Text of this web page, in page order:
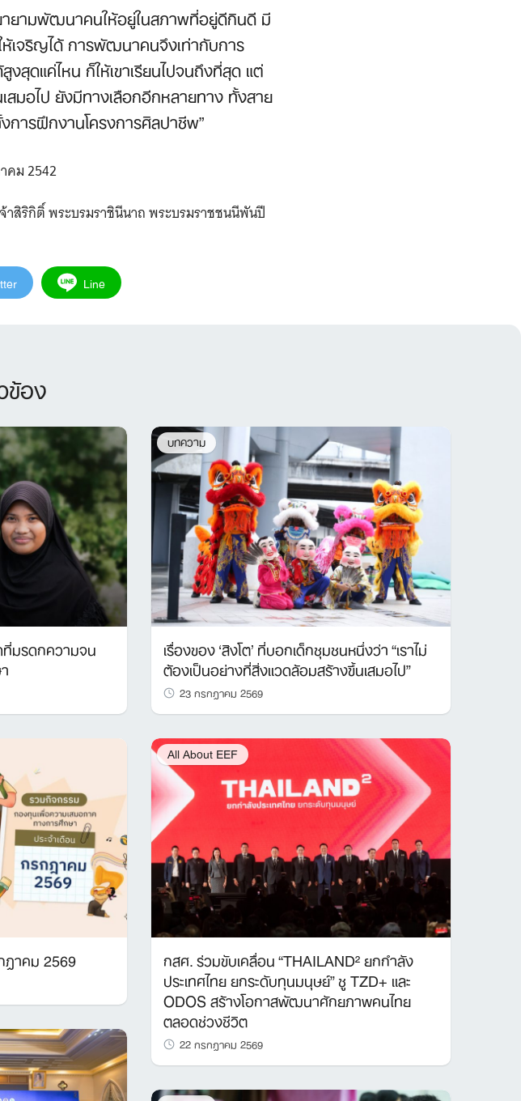
ยามพัฒนาคนให้อยู่ในสภาพที่อยู่ดีกินดี มี
เจริญได้ การพัฒนาคนจึงเท่ากับการ
สุดแค่ไหน ก็ให้เขาเรียนไปจนถึงที่สุด แต่
สมอไป ยังมีทางเลือกอีกหลายทาง ทั้งสาย
ารฝึกงานโครงการศิลปาชีพ”
คม 2542
สิริกิติ์ พระบรมราชินีนาถ พระบรมราชชนนีพันปี
Line
ข้อง
มรดกความจน
ฎาคม 2569
บทความ
เรื่องของ ‘สิงโต’ ที่บอกเด็กชุมชนหนึ่งว่า “เราไม่
ต้องเป็นอย่างที่สิ่งแวดล้อมสร้างขึ้นเสมอไป”
23 กรกฎาคม 2569
All About EEF
กสศ. ร่วมขับเคลื่อน “THAILAND² ยกกำลัง
ประเทศไทย ยกระดับทุนมนุษย์” ชู TZD+ และ
ODOS สร้างโอกาสพัฒนาศักยภาพคนไทย
ตลอดช่วงชีวิต
22 กรกฎาคม 2569